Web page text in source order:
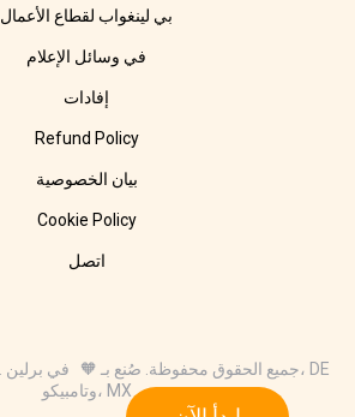
بي لينغواب لقطاع الأعمال
في وسائل الإعلام
إفادات
Refund Policy
بيان الخصوصية
Cookie Policy
اتصل
وتامبيكو، MX